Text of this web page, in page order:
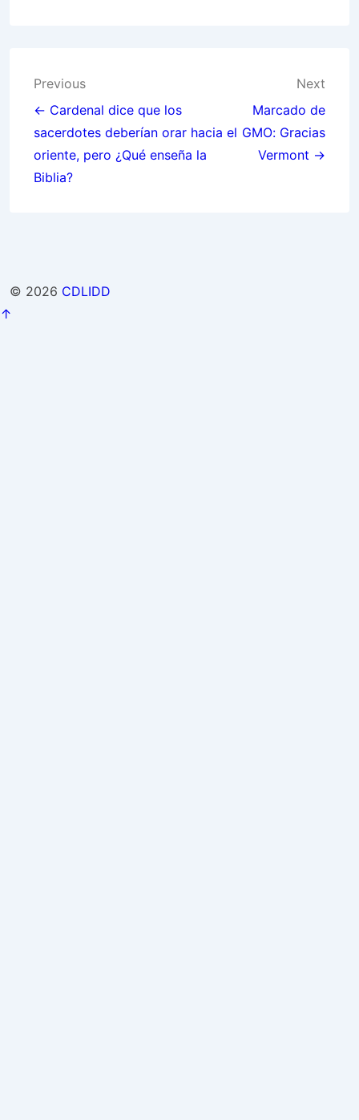
Post
navigation
Previous
← Cardenal dice que los
sacerdotes deberían orar hacia el
oriente, pero ¿Qué enseña la
Biblia?
Next
Marcado de
GMO: Gracias
Vermont →
© 2026 CDLIDD
↑